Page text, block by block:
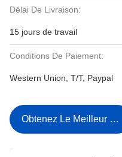
Délai De Livraison:
15 jours de travail
Conditions De Paiement:
Western Union, T/T, Paypal
Obtenez Le Meilleur Prix